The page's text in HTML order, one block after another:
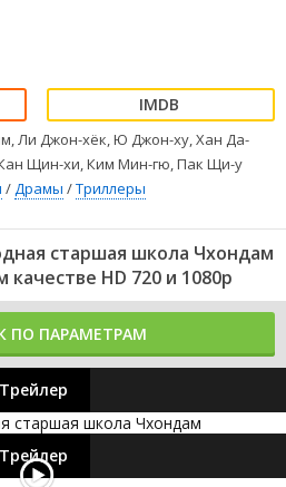
Ли Джон-хёк, Ю Джон-ху, Хан Да-
Щин-хи, Ким Мин-гю, Пак Щи-у
/Драмы /Триллеры
старшая школа Чхондам
HD 720 и 1080p
ПО ПАРАМЕТРАМ
Трейлер
Трейлер